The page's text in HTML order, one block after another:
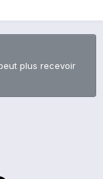
plus recevoir